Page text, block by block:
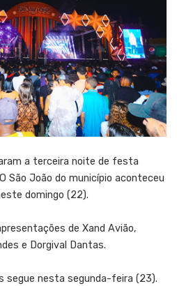
a terceira noite de festa
São João do município aconteceu
domingo (22).
de Xand Avião,
e Dorgival Dantas.
segue nesta segunda-feira (23).